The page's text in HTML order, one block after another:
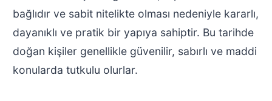
bağlıdır ve sabit nitelikte olması nedeniyle kararlı,
dayanıklı ve pratik bir yapıya sahiptir. Bu tarihde
doğan kişiler genellikle güvenilir, sabırlı ve maddi
konularda tutkulu olurlar.